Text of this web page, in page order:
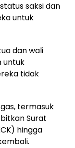
saksi dan
untuk
dan wali
untuk
tidak
termasuk
Surat
hingga